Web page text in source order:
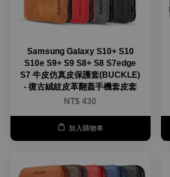
Samsung Galaxy S10+ S10
S10e S9+ S9 S8+ S8 S7edge
S7 牛皮仿真皮保護套(BUCKLE)
- 復古絨紋皮革翻蓋手機套皮套
NT$ 430
加入購物車